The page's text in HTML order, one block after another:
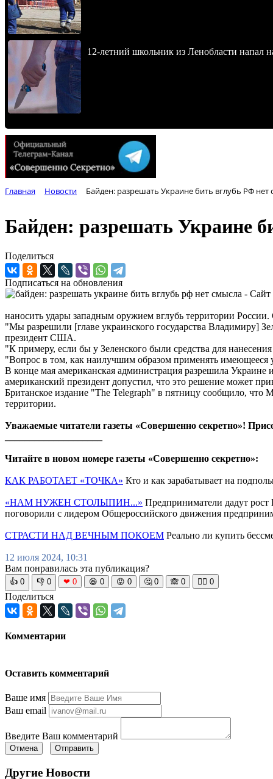
12-летний школьник из Ленобласти напал
Главная Новости Байден: разрешать Украине бить вглубь РФ нет
Байден: разрешать Украине
Поделиться
Подписаться на обновления
наносить удары западным оружием вглубь территории
"Мы разрешили [главе украинского государства Владимиру]
президент США.
"К примеру, если бы у Зеленского были средства для
"Вопрос в том, как наилучшим образом применять имеющееся
В конце мая американская администрация разрешила Украине
американский президент допустил, что это решение может
Британское издание "The Telegraph" в пятницу сообщило, что
территории.
Уважаемые читатели газеты «Совершенно секретно»!
Читайте в новом номере газеты «Совершенно секретно»:
КАК РАБОТАЕТ «ТОЧКА» Кто и как зарабатывает на
«НАМ НУЖЕН СТОЛЫПИН...» Предприниматели дадут
поговорили с лидером Общероссийского движения
СТРАСТИ НАД ВЕЧНЫМ ПОКОЕМ Реально ли купить
12 июля 2024, 10:31
Вам понравилась эта публикация?
👍 0 👎 0 ❤ 0 😆 0 😡 0 🤔 0 🙈 0 🧘‍♀️ 0
Поделиться
Комментарии
Оставить комментарий
Ваше имя
Ваш email
Введите Ваш комментарий
Отмена Отправить
Другие Новости